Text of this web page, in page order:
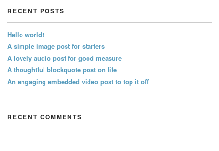
RECENT POSTS
Hello world!
A simple image post for starters
A lovely audio post for good measure
A thoughtful blockquote post on life
An engaging embedded video post to top it off
RECENT COMMENTS